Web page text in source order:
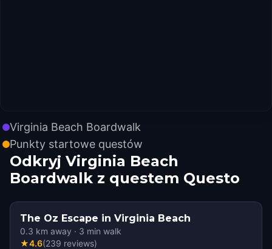
Virginia Beach Boardwalk
Punkty startowe questów
Odkryj Virginia Beach
Boardwalk z questem Questo
The Oz Escape in Virginia Beach
0.3 km away · 3 min walk
★4.6(239 reviews)